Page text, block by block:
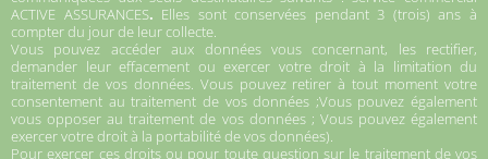
ACTIVE ASSURANCES. Elles sont conservées pendant 3 (trois) ans à
compter du jour de leur collecte.
Vous pouvez accéder aux données vous concernant, les rectifier,
demander leur effacement ou exercer votre droit à la limitation du
traitement de vos données. Vous pouvez retirer à tout moment votre
consentement au traitement de vos données ;Vous pouvez également
vous opposer au traitement de vos données ; Vous pouvez également
exercer votre droit à la portabilité de vos données).
Pour exercer ces droits ou pour toute question sur le traitement de vos